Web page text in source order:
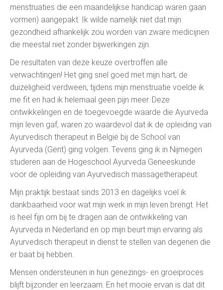
menstruaties die een maandelijkse handicap waren gaan
vormen) aangepakt. Ik wilde namelijk niet dat mijn
gezondheid afhankelijk zou worden van zware medicijnen
die meestal niet zonder bijwerkingen zijn.
De resultaten van deze keuze overtroffen alle
verwachtingen! Het ging snel goed met mijn hart, de
duizeligheid verdween, tijdens mijn menstruatie voelde ik
me fit en had ik helemaal geen pijn meer. Deze
ontwikkelingen en de toegevoegde waarde die Ayurveda
mijn leven gaf, waren zo waardevol dat ik de opleiding van
Ayurvedisch therapeut in België bij de School van
Ayurveda (Gent) ging volgen. Tevens ging ik in Nijmegen
studeren aan de Hogeschool Ayurveda Geneeskunde
voor de opleiding van Ayurvedisch massagetherapeut.
Mijn praktijk bestaat sinds 2013 en dagelijks voel ik
dankbaarheid voor wat mijn werk in mijn leven brengt. Het
is heel fijn om bij te dragen aan de ontwikkeling van
Ayurveda in Nederland en op mijn beurt mijn ervaring als
Ayurvedisch therapeut in dienst te stellen van degenen die
er baat bij hebben.
Mensen ondersteunen in hun genezings- en groeiproces
blijft bijzonder en leerzaam. En het mooie ervan is dat dit